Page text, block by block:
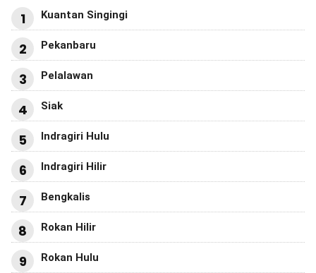
1 Kuantan Singingi
2 Pekanbaru
3 Pelalawan
4 Siak
5 Indragiri Hulu
6 Indragiri Hilir
7 Bengkalis
8 Rokan Hilir
9 Rokan Hulu